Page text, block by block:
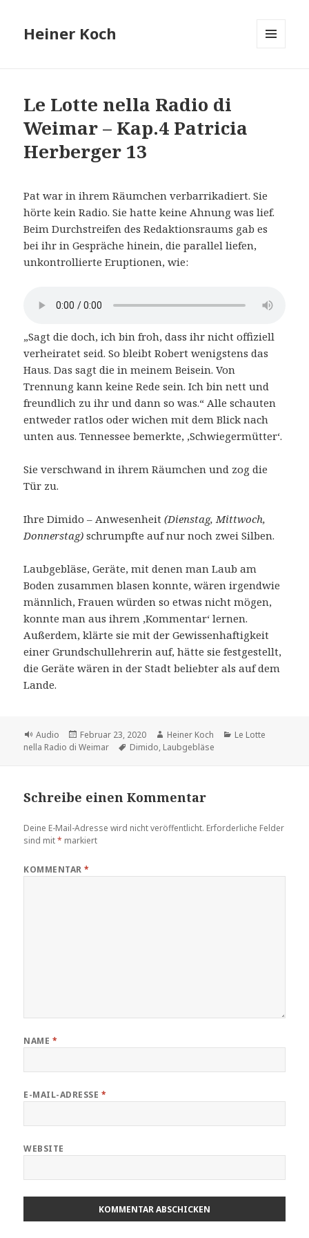
Heiner Koch
Le Lotte nella Radio di
Weimar – Kap.4 Patricia
Herberger 13
Pat war in ihrem Räumchen verbarrikadiert. Sie
hörte kein Radio. Sie hatte keine Ahnung was lief.
Beim Durchstreifen des Redaktionsraums gab es
bei ihr in Gespräche hinein, die parallel liefen,
unkontrollierte Eruptionen, wie:
„Sagt die doch, ich bin froh, dass ihr nicht offiziell
verheiratet seid. So bleibt Robert wenigstens das
Haus. Das sagt die in meinem Beisein. Von
Trennung kann keine Rede sein. Ich bin nett und
freundlich zu ihr und dann so was.“ Alle schauten
entweder ratlos oder wichen mit dem Blick nach
unten aus. Tennessee bemerkte, ‚Schwiegermütter‘.
Sie verschwand in ihrem Räumchen und zog die
Tür zu.
Ihre Dimido – Anwesenheit(Dienstag, Mittwoch,
Donnerstag)schrumpfte auf nur noch zwei Silben.
Laubgebläse, Geräte, mit denen man Laub am
Boden zusammen blasen konnte, wären irgendwie
männlich, Frauen würden so etwas nicht mögen,
konnte man aus ihrem ‚Kommentar‘ lernen.
Außerdem, klärte sie mit der Gewissenhaftigkeit
einer Grundschullehrerin auf, hätte sie festgestellt,
die Geräte wären in der Stadt beliebter als auf dem
Lande.
Format
Audio
Veröffentlicht
am
Februar 23, 2020 Autor
Heiner Koch Kategorien
Le Lotte
nella Radio di Weimar
Schlagwörter
Dimido, Laubgebläse
Schreibe einen Kommentar
Deine E-Mail-Adresse wird nicht veröffentlicht. Erforderliche Felder
sind mit* markiert
KOMMENTAR*
NAME *
E-MAIL-ADRESSE *
WEBSITE